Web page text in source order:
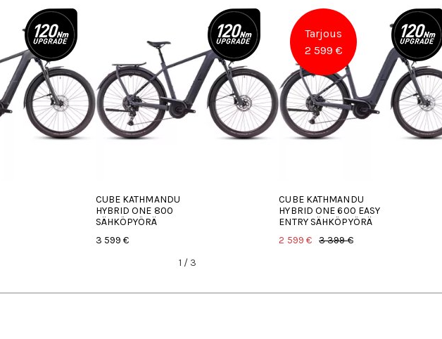
CUBE KATHMANDU
HYBRID ONE 800
SÄHKÖPYÖRÄ
3 599 €
Tarjous
2 599 €
CUBE KATHMANDU
HYBRID ONE 600 EASY
ENTRY SÄHKÖPYÖRÄ
2 599 € 3 399 €
1 / 3